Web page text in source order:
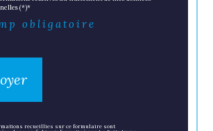
(*)*
obligatoire
recueillies sur ce formulaire sont